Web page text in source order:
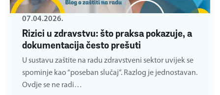
Rizici u zdravstvu: što praksa pokazuje, a
dokumentacija često prešuti
07.04.2026.
U sustavu zaštite na radu zdravstveni sektor uvijek se
spominje kao “poseban slučaj”. Razlog je jednostavan.
Ovdje se ne radi…